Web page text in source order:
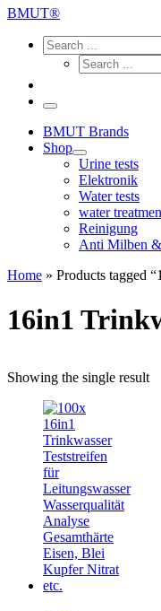
BMUT®
Search
Search
Search
Menu
BMUT Brands
Shop
Urine tests
Elektronik
Water tests
water
Reinigung
Anti Milben
Home » Products tagged
16in1
Showing the single result